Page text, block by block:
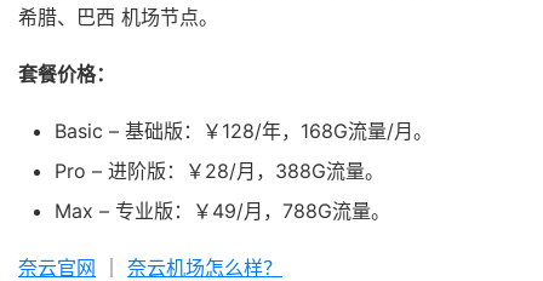
希腊、巴西 机场节点。
套餐价格：
Basic – 基础版：￥128/年，168G流量/月。
Pro – 进阶版：￥28/月，388G流量。
Max – 专业版：￥49/月，788G流量。
奈云官网 奈云机场怎么样？